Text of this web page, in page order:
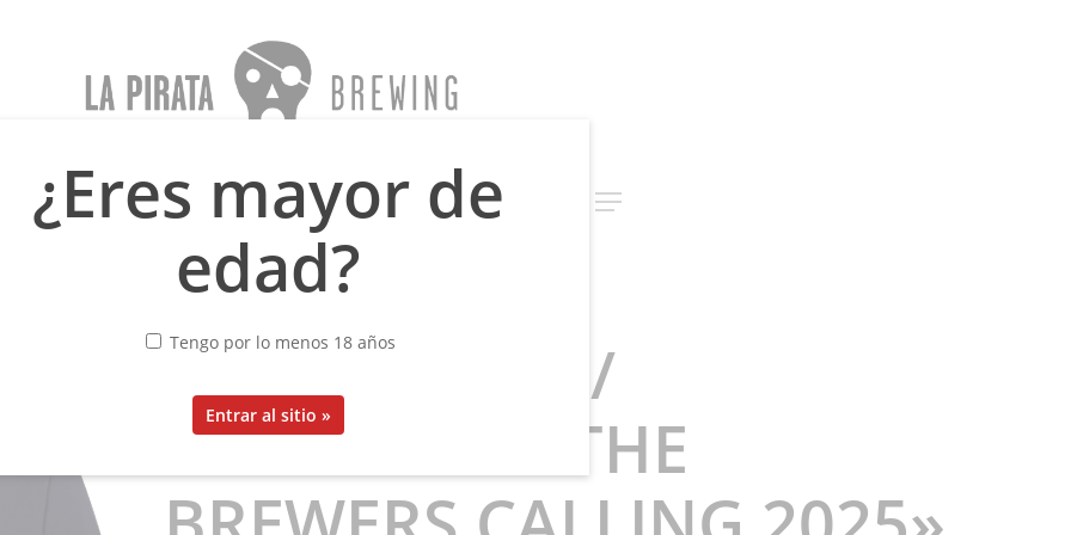
Menno Olivier Oblivion Blog Sobre nosotros search Menu
«THE BREWERS CALLING 2025»
SAMARRETES /
CAMISETAS «THE
¿Eres mayor de
edad?
Tengo por lo menos 18 años